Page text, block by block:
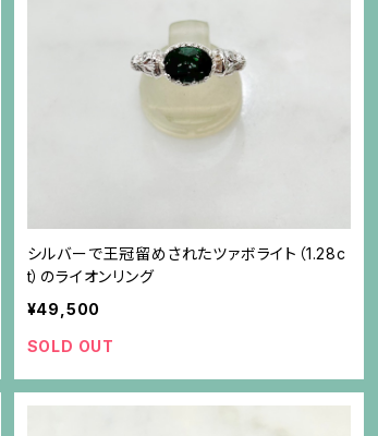
シルバーで王冠留めされたツァボライト（1.28c
t）のライオンリング
¥49,500
SOLD OUT